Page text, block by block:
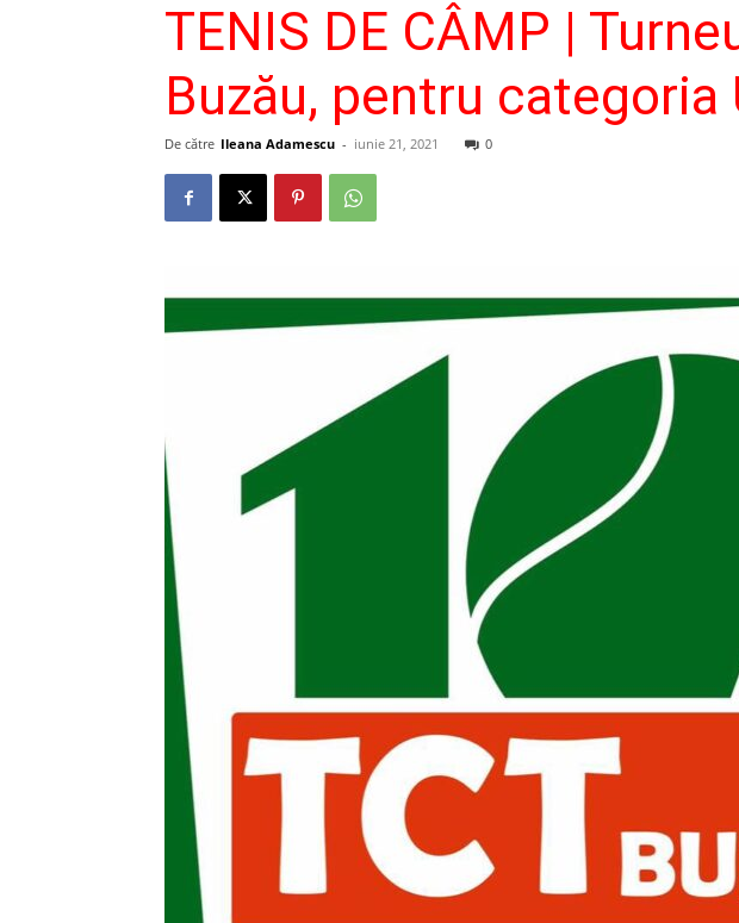
TENIS DE CÂMP |
Buzău, pentru categoria
De către Ileana Adamescu - iunie 21, 2021 0